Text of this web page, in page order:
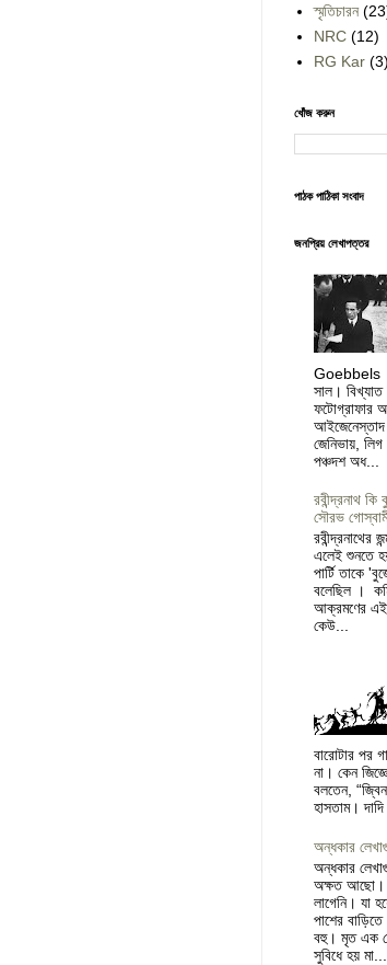
স্মৃতিচারন
NRC (12)
RG Kar (3)
খোঁজ করুন
পাঠক পাঠিকা সংবাদ
জনপ্রিয় লেখাপত্তর
সাল।
ফটোগ্রাফার
আইজেনেস্তাদ
জেনিভায়,
পঞ্চদশ অধ...
রবীন্দ্রনাথ
সৌরভ
রবীন্দ্রনাথের
এলেই শুনতে
পার্টি তাকে
বলেছিল ।
আক্রমণের এই
কেউ...
বারোটার পর
না। কেন
বলতেন,
হাসতাম।
অন্ধকার
অন্ধকার
অক্ষত
লাগেনি। যা
পাশের
বহু। মৃত এক
সুবিধে হয় মা...